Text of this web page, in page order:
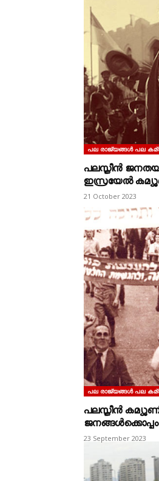
പല രാജ്യങ്ങള്‍ പല
പലസ്തീൻ
ഇസ്രയേൽ
21 October 2023
പല രാജ്യങ്ങള്‍ പല
പലസ്തീൻ
ജനങ്ങൾക്കൊപ്പം
23 September 2023